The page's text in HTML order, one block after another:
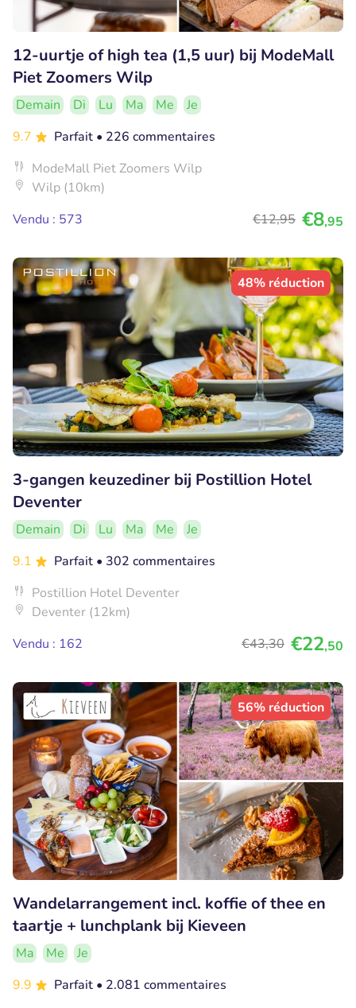
12-uurtje of high tea (1,5 uur) bij ModeMall
Piet Zoomers Wilp
Demain Di Lu Ma Me
Je
9.7
Parfait • 226 commentaires
ModeMall Piet Zoomers Wilp
Wilp (10km)
Vendu : 573
€12,95 €8,95
48% réduction
3-gangen keuzediner bij Postillion Hotel
Deventer
Demain Di Lu Ma Me
Je
9.1
Parfait • 302 commentaires
Postillion Hotel Deventer
Deventer (12km)
Vendu : 162
€43,30 €22,50
56% réduction
Wandelarrangement incl. koffie of thee en
taartje + lunchplank bij Kieveen
Ma Me
Je
9.9
Parfait • 2.081 commentaires